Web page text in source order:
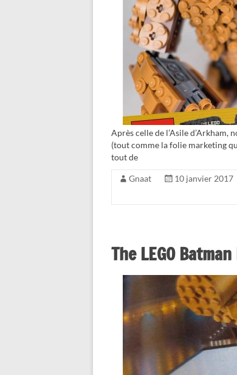
Après celle de l’Asile d’Arkham,
(tout comme la folie marketing
tout de
Gnaat 10 janvier 2017
The LEGO